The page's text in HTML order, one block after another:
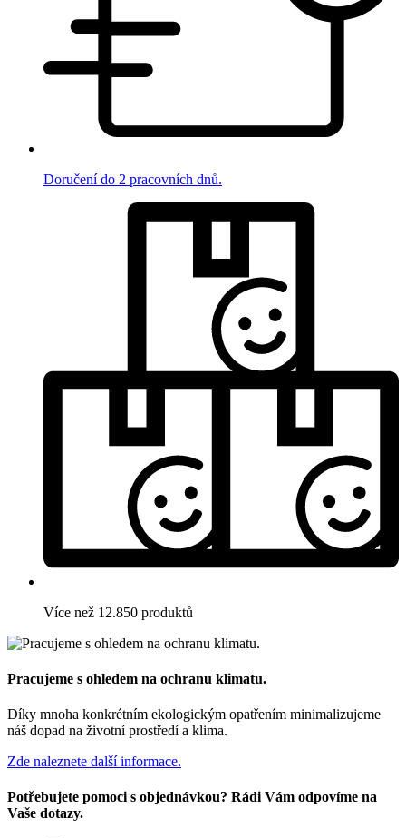
Doručení do 2 pracovních dnů.
Více než 12.850 produktů
Pracujeme s ohledem na ochranu klimatu.
Díky mnoha konkrétním ekologickým opatřením minimalizujeme
náš dopad na životní prostředí a klima.
Zde naleznete další informace.
Potřebujete pomoci s objednávkou? Rádi Vám odpovíme na
Vaše dotazy.